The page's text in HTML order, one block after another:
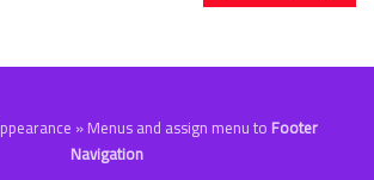
» Menus and assign menu to Footer
Navigation